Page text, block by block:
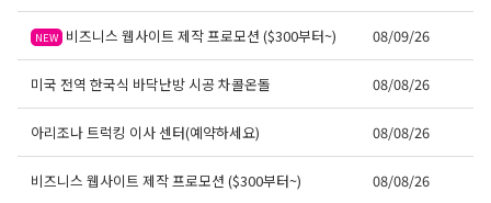
NEW 비즈니스 웹사이트 제작 프로모션 ($300부터~) 08/09/26
미국 전역 한국식 바닥난방 시공 차콜온돌 08/08/26
아리조나 트럭킹 이사 센터(예약하세요) 08/08/26
비즈니스 웹사이트 제작 프로모션 ($300부터~) 08/08/26